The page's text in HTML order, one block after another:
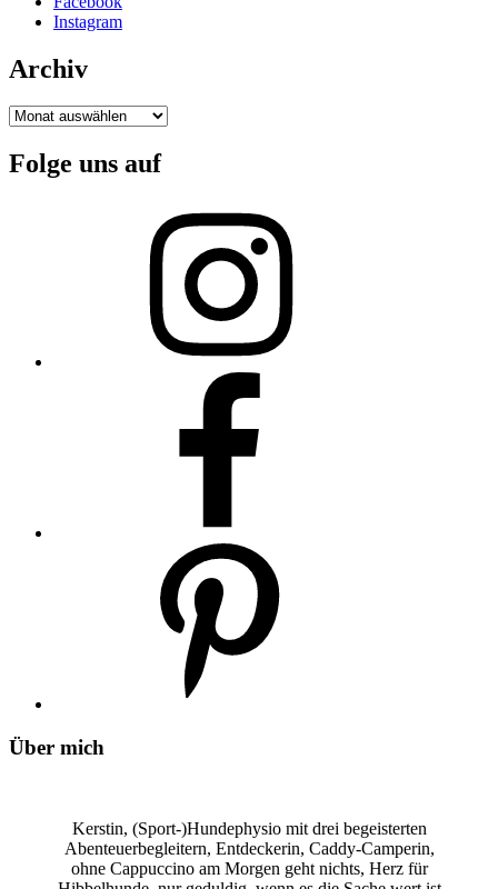
Instagram
Archiv
Archiv
Folge uns auf
Über mich
Kerstin, (Sport-)Hundephysio mit drei begeisterten
Abenteuerbegleitern, Entdeckerin, Caddy-Camperin,
ohne Cappuccino am Morgen geht nichts, Herz für